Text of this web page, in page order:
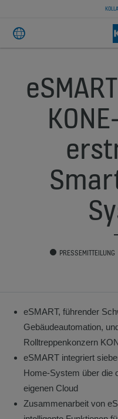
PRESSEMITTEILUNG
eSMART, führender
Gebäudeautomation,
Rolltreppenkonzern
eSMART integriert
Home-System über die
eigenen Cloud
Zusammenarbeit von